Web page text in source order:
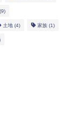
(9)
土地 (4) 家族 (1)